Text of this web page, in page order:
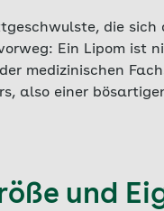
die
Ein Lipom ist
medizinischen
also einer
und